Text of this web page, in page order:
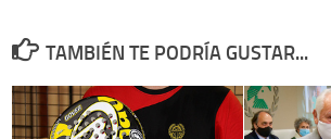
TAMBIÉN TE PODRÍA GUSTAR...